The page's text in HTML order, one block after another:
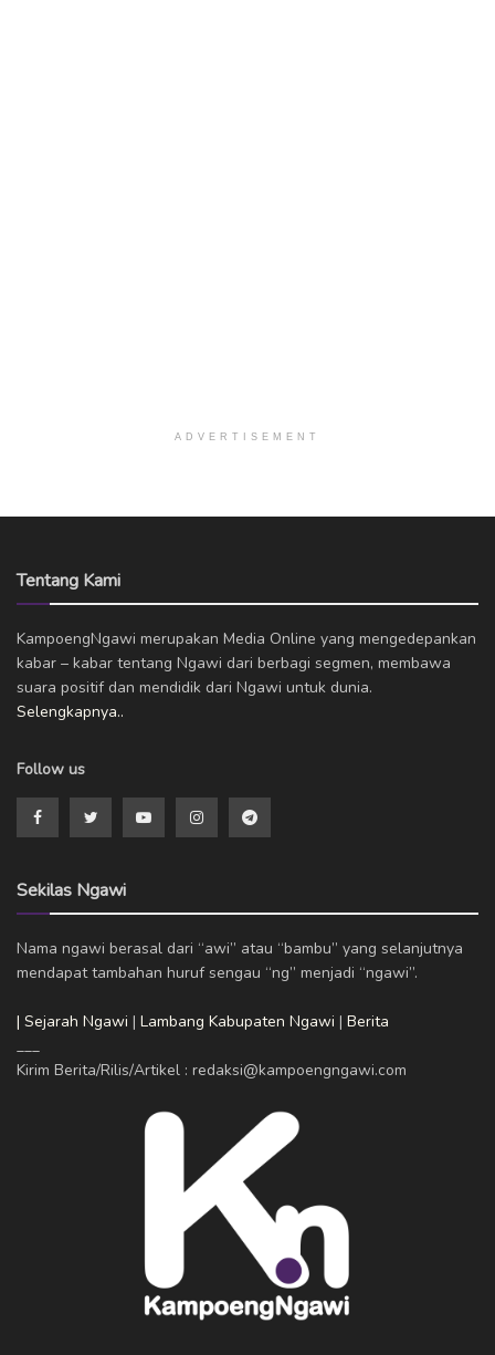
ADVERTISEMENT
Tentang Kami
KampoengNgawi merupakan Media Online yang mengedepankan
kabar – kabar tentang Ngawi dari berbagi segmen, membawa
suara positif dan mendidik dari Ngawi untuk dunia.
Selengkapnya..
Follow us
Sekilas Ngawi
Nama ngawi berasal dari “awi” atau “bambu” yang selanjutnya
mendapat tambahan huruf sengau “ng” menjadi “ngawi”.
| Sejarah Ngawi | Lambang Kabupaten Ngawi | Berita
Kirim Berita/Rilis/Artikel : redaksi@kampoengngawi.com